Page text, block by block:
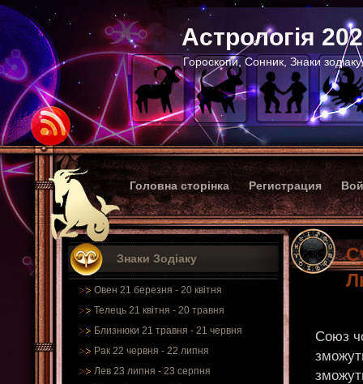
Астрологія
Гороскопи, Сонник, Знаки
Головна сторінка Регистрация
Знаки Зодіаку
Овен 21 березня - 20 квітня
Телець 21 квітня - 20 травня
Близнюки 21 травня - 21 червня
Рак 22 червня - 22 липня
Лев 23 липня - 23 серпня
Союз